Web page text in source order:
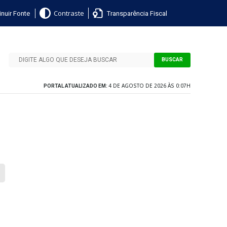
Fonte Contraste Transparência Fiscal
BUSCAR
PORTAL ATUALIZADO EM: 4 DE AGOSTO DE 2026 ÀS 0:07H